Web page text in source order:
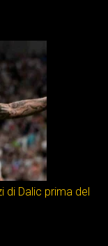
di Dalic prima del